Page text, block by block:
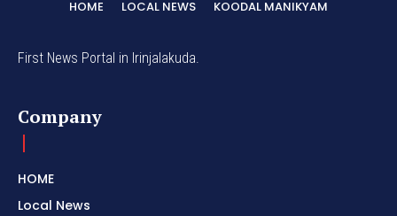
HOME LOCAL NEWS KOODAL MANIKYAM
First News Portal in Irinjalakuda.
Company
HOME
Local News